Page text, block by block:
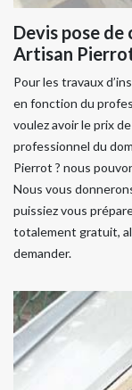
Devis pose
Artisan
Pour les travaux
en fonction du
voulez avoir le prix
professionnel du
Pierrot ? nous
Nous vous
puissiez vous
totalement gratuit,
demander.